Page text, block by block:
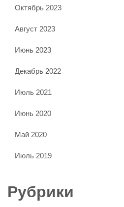
Октябрь 2023
Август 2023
Июнь 2023
Декабрь 2022
Июль 2021
Июнь 2020
Май 2020
Июль 2019
Рубрики